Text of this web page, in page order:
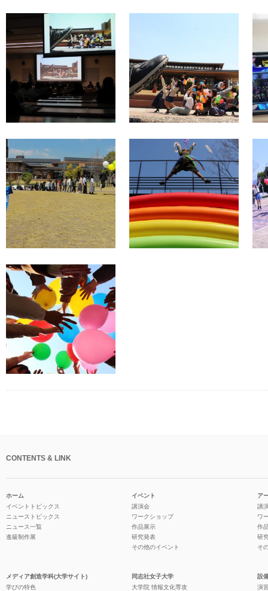
CONTENTS & LINK
ホーム
イベントトピックス
ニューストピックス
ニュース一覧
進級制作展
イベント
講演会
ワークショップ
作品展示
研究発表
その他のイベント
ア
講
ワ
作
研
そ
メディア創造学科(大学サイト)
学びの特色
同志社女子大学
大学院 情報文化専攻
設
演